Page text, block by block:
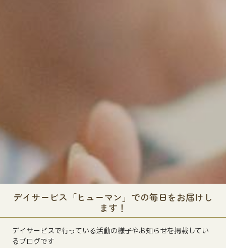
デイサービス「ヒューマン」での毎日をお届けし
ます！
デイサービスで行っている活動の様子やお知らせを掲載してい
るブログです